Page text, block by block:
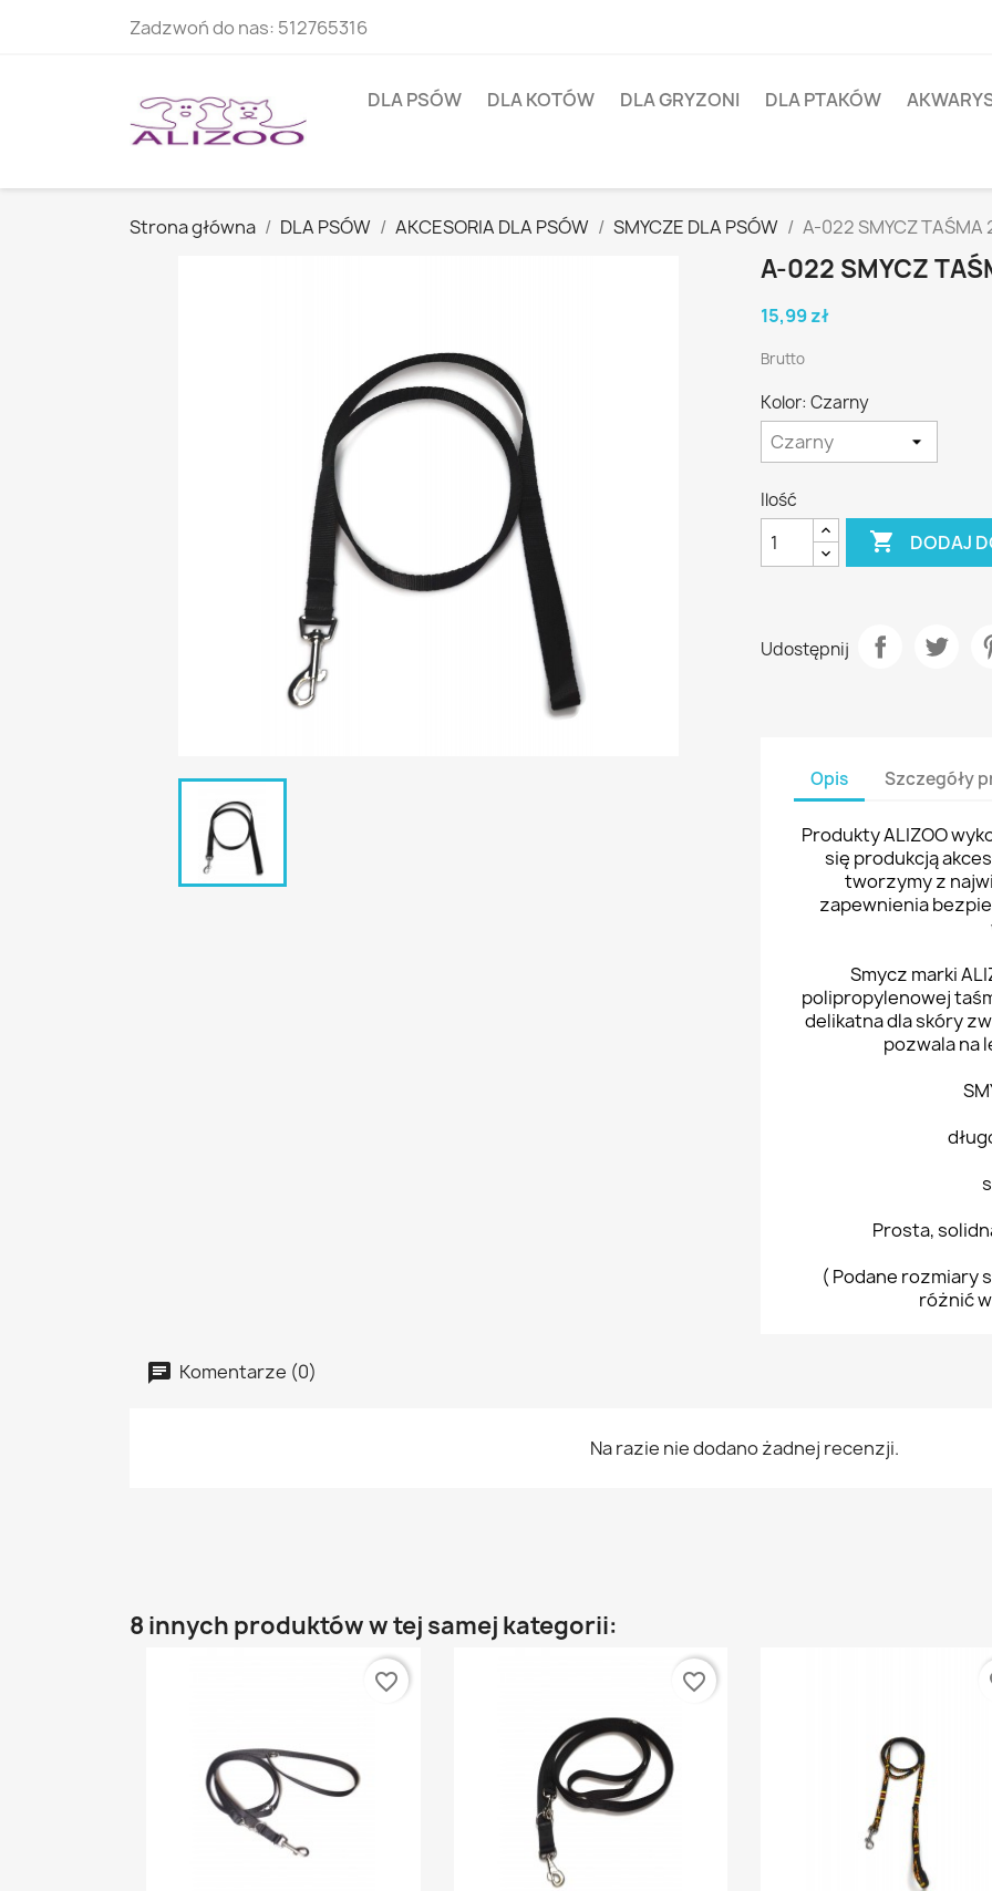
Zadzwoń do nas: 512765316
DLA PSÓW DLA KOTÓW DLA GRYZONI DLA PTAKÓW
Strona główna DLA PSÓW AKCESORIA DLA PSÓW SMYCZE DLA PSÓW A-022 SMYCZ TAŚMA
A-022 SMYCZ
15,99 zł
Brutto
Kolor: Czarny
Ilość
 DODAJ
Udostępnij
Opis Szczegóły
Produkty ALIZOO
się produkcją
tworzymy z
zapewnienia
Smycz marki
polipropylenowej
delikatna dla skóry
pozwala na
Prosta,
( Podane rozmiary
różnić
Komentarze (0)
Na razie nie dodano żadnej recenzji.
8 innych produktów w tej samej kategorii:
favorite_border favorite_border